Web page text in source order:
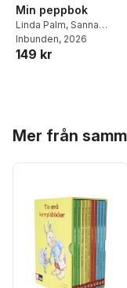
Min peppbok
Linda Palm, Sanna
Sporrong
Inbunden, 2026
149 kr
Mer från